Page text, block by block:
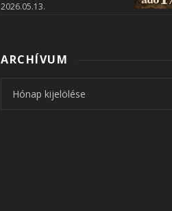
2026.05.13.
ARCHÍVUM